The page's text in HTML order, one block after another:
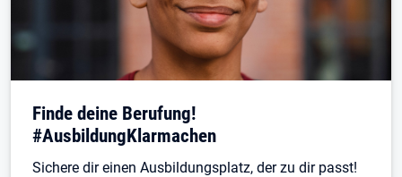
Finde deine Berufung!
#AusbildungKlarmachen
Sichere dir einen Ausbildungsplatz, der zu dir passt!